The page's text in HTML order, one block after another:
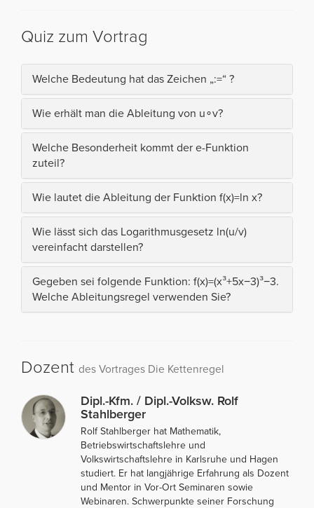
Quiz zum Vortrag
Welche Bedeutung hat das Zeichen „:=“ ?
Wie erhält man die Ableitung von u∘v?
Welche Besonderheit kommt der e-Funktion
zuteil?
Wie lautet die Ableitung der Funktion f(x)=ln x?
Wie lässt sich das Logarithmusgesetz ln(u/v)
vereinfacht darstellen?
Gegeben sei folgende Funktion: f(x)=(x³+5x−3)³−3.
Welche Ableitungsregel verwenden Sie?
Dozent des Vortrages Die Kettenregel
Dipl.-Kfm. / Dipl.-Volksw. Rolf
Stahlberger
Rolf Stahlberger hat Mathematik,
Betriebswirtschaftslehre und
Volkswirtschaftslehre in Karlsruhe und Hagen
studiert. Er hat langjährige Erfahrung als Dozent
und Mentor in Vor-Ort Seminaren sowie
Webinaren. Schwerpunkte seiner Forschung